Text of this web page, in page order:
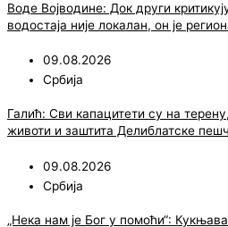
Воде Војводине: Док други
водостаја није локалан, он је
09.08.2026
Србија
Галић: Сви капацитети су на
животи и заштита Делиблатске
09.08.2026
Србија
„Нека нам је Бог у помоћи“: